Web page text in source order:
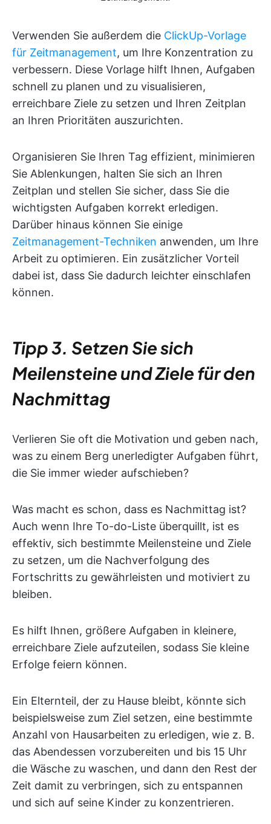
Verwenden Sie außerdem die ClickUp-Vorlage
für Zeitmanagement, um Ihre Konzentration zu
verbessern. Diese Vorlage hilft Ihnen, Aufgaben
schnell zu planen und zu visualisieren,
erreichbare Ziele zu setzen und Ihren Zeitplan
an Ihren Prioritäten auszurichten.
Organisieren Sie Ihren Tag effizient, minimieren
Sie Ablenkungen, halten Sie sich an Ihren
Zeitplan und stellen Sie sicher, dass Sie die
wichtigsten Aufgaben korrekt erledigen.
Darüber hinaus können Sie einige
Zeitmanagement-Techniken anwenden, um Ihre
Arbeit zu optimieren. Ein zusätzlicher Vorteil
dabei ist, dass Sie dadurch leichter einschlafen
können.
Tipp 3. Setzen Sie sich
Meilensteine und Ziele für den
Nachmittag
Verlieren Sie oft die Motivation und geben nach,
was zu einem Berg unerledigter Aufgaben führt,
die Sie immer wieder aufschieben?
Was macht es schon, dass es Nachmittag ist?
Auch wenn Ihre To-do-Liste überquillt, ist es
effektiv, sich bestimmte Meilensteine und Ziele
zu setzen, um die Nachverfolgung des
Fortschritts zu gewährleisten und motiviert zu
bleiben.
Es hilft Ihnen, größere Aufgaben in kleinere,
erreichbare Ziele aufzuteilen, sodass Sie kleine
Erfolge feiern können.
Ein Elternteil, der zu Hause bleibt, könnte sich
beispielsweise zum Ziel setzen, eine bestimmte
Anzahl von Hausarbeiten zu erledigen, wie z. B.
das Abendessen vorzubereiten und bis 15 Uhr
die Wäsche zu waschen, und dann den Rest der
Zeit damit zu verbringen, sich zu entspannen
und sich auf seine Kinder zu konzentrieren.